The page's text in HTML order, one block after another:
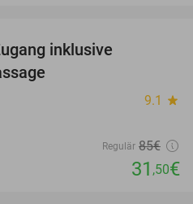
inklusive
9.1 star
Regulär 85€
31 ,50€